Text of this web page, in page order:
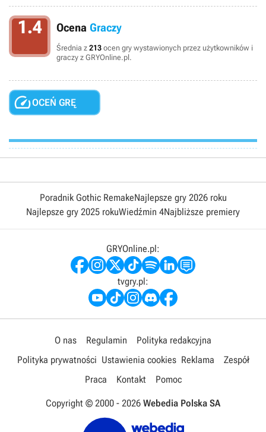
1.4 Ocena Graczy
Średnia z 213 ocen gry wystawionych przez użytkowników i
graczy z GRYOnline.pl.
OCEŃ GRĘ
Poradnik Gothic RemakeNajlepsze gry 2026 roku
Najlepsze gry 2025 rokuWiedźmin 4Najbliższe premiery
GRYOnline.pl:
tvgry.pl:
O nas Regulamin
Polityka redakcyjna
Polityka prywatności Ustawienia cookies Reklama
Zespół
Praca
Kontakt Pomoc
Copyright © 2000 - 2026 Webedia Polska SA